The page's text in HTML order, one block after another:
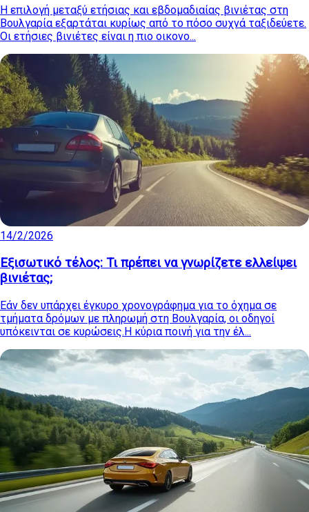
Η επιλογή μεταξύ ετήσιας και εβδομαδιαίας βινιέτας στη
Βουλγαρία εξαρτάται κυρίως από το πόσο συχνά ταξιδεύετε.
Οι ετήσιες βινιέτες είναι η πιο οικονο...
14/2/2026
Εξισωτικό τέλος: Τι πρέπει να γνωρίζετε ελλείψει
βινιέτας;
Εάν δεν υπάρχει έγκυρο χρονογράφημα για το όχημα σε
τμήματα δρόμων με πληρωμή στη Βουλγαρία, οι οδηγοί
υπόκεινται σε κυρώσεις.Η κύρια ποινή για την έλ...